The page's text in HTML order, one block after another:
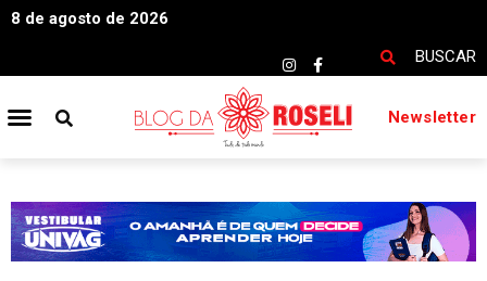
8 de agosto de 2026
BUSCAR
Newsletter